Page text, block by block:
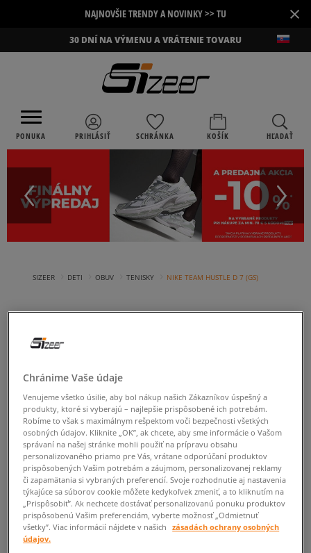
NAJNOVŠIE TRENDY A NOVINKY >> TU ×
30 DNÍ NA VÝMENU A VRÁTENIE TOVARU
PONUKA PRIHLÁSIŤ SCHRÁNKA KOŠÍK HĽADAŤ
SIZEER DETI OBUV TENISKY NIKE TEAM HUSTLE D 7 (GS)
Chránime Vaše údaje
Venujeme všetko úsilie, aby bol nákup našich Zákazníkov úspešný a
produkty, ktoré si vyberajú – najlepšie prispôsobené ich potrebám.
Robíme to však s maximálnym rešpektom voči bezpečnosti všetkých
osobných údajov. Kliknite „OK”, ak chcete, aby sme informácie o Vašom
správaní na našej stránke mohli použiť na prípravu obsahu
personalizovaného priamo pre Vás, vrátane odporúčaní produktov
prispôsobených Vašim potrebám a záujmom, personalizovanej reklamy
či zapamätania si vybraných preferencií. Svoje rozhodnutie aj nastavenia
týkajúce sa súborov cookie môžete kedykoľvek zmeniť, a to kliknutím na
„Prispôsobiť”. Ak nechcete dostávať personalizovanú ponuku produktov
prispôsobenú Vašim preferenciám, vyberte možnosť „Odmietnuť
všetky”. Viac informácií nájdete v našich
zásadách ochrany osobných
údajov.